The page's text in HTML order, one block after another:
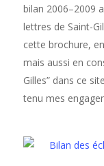
bilan 2006–2009
let­tres de Saint-
cette brochure,
mais aus­si en
Gilles” dans ce
tenu mes